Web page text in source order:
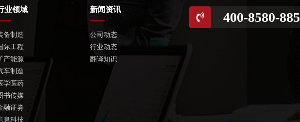
业领域
备制造
际工程
产能源
车制造
学医药
书传媒
融证劵
息科技
新闻资讯
公司动态
行业动态
翻译知识
400-8580-885